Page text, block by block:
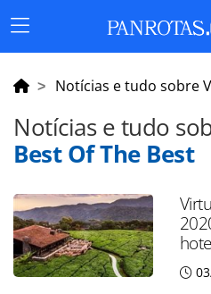
Menu
Principal
Notícias e tudo sobre
Notícias e tudo
Best Of The Best